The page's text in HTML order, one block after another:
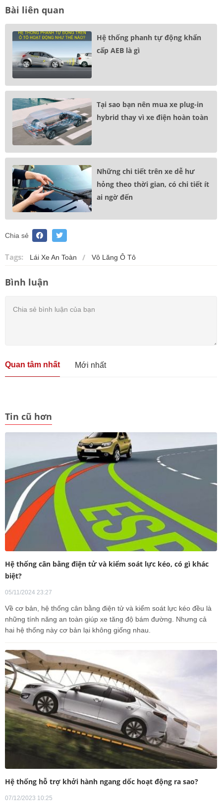
Bài liên quan
Hệ thống phanh tự động khẩn
cấp AEB là gì
Tại sao bạn nên mua xe plug-in
hybrid thay vì xe điện hoàn toàn
Những chi tiết trên xe dễ hư
hỏng theo thời gian, có chi tiết ít
ai ngờ đến
Chia sẻ
Tags: Lái Xe An Toàn Vô Lăng Ô Tô
Bình luận
Quan tâm nhất Mới nhất
Tin cũ hơn
Hệ thống cân bằng điện tử và kiểm soát lực kéo, có gì khác
biệt?
05/11/2024 23:27
Về cơ bản, hệ thống cân bằng điện tử và kiểm soát lực kéo đều là
những tính năng an toàn giúp xe tăng độ bám đường. Nhưng cả
hai hệ thống này cơ bản lại không giống nhau.
Hệ thống hỗ trợ khởi hành ngang dốc hoạt động ra sao?
07/12/2023 10:25